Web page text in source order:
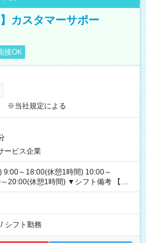
カスタマーサポー
接OK
※当社規定による
ービス企業
9:00～18:00(休憩1時間) 10:00～
憩1時間) ▼シフト備考 【長
振り替え出勤なし（したい方相談
に決定（基本は長期休暇になりま
：暦通り（休み希望あれば受付可）
/ シフト勤務